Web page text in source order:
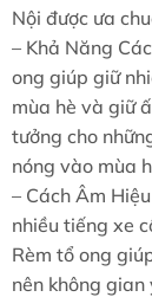
Nội được ưa
– Khả Năng
ong giúp giữ
mùa hè và giữ
tưởng cho
nóng vào mùa
– Cách Âm
nhiều tiếng xe
Rèm tổ ong
nên không